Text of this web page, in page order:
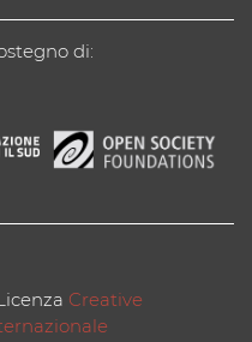
di:
Creative